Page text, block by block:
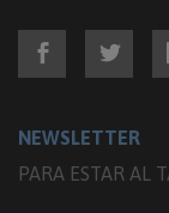
NEWSLETTER
PARA ESTAR AL